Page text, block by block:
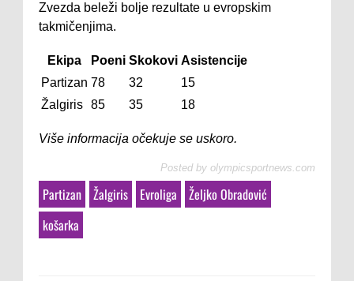
Zvezda beleži bolje rezultate u evropskim
takmičenjima.
Ekipa Poeni Skokovi Asistencije
Partizan 78 32
15
Žalgiris 85 35 18
Više informacija očekuje se uskoro.
Posted by olympicsportnews.com
Partizan Žalgiris Evroliga
Željko Obradović
košarka